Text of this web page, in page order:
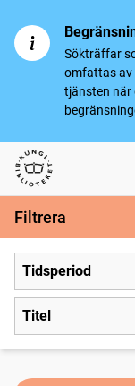
Sökträffar
omfattas av
tjänsten när
Svenska tidningar
Filtrera
Tidsperiod
Titel